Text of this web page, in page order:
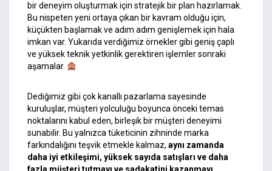
bir deneyim oluşturmak için stratejik bir plan hazırlamak.
Bu nispeten yeni ortaya çıkan bir kavram olduğu için,
küçükten başlamak ve adım adım genişlemek için hala
imkan var. Yukarıda verdiğimiz örnekler gibi geniş çaplı
ve yüksek teknik yetkinlik gerektiren işlemler sonraki
aşamalar.
Dediğimiz gibi çok kanallı pazarlama sayesinde
kuruluşlar, müşteri yolculuğu boyunca önceki temas
noktalarını kabul eden, birleşik bir müşteri deneyimi
sunabilir. Bu yalnızca tüketicinin zihninde marka
farkındalığını teşvik etmekle kalmaz, aynı zamanda
daha iyi etkileşimi, yüksek sayıda satışları ve daha